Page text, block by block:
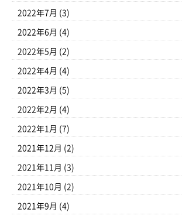
2022年7月 (3)
2022年6月 (4)
2022年5月 (2)
2022年4月 (4)
2022年3月 (5)
2022年2月 (4)
2022年1月 (7)
2021年12月 (2)
2021年11月 (3)
2021年10月 (2)
2021年9月 (4)